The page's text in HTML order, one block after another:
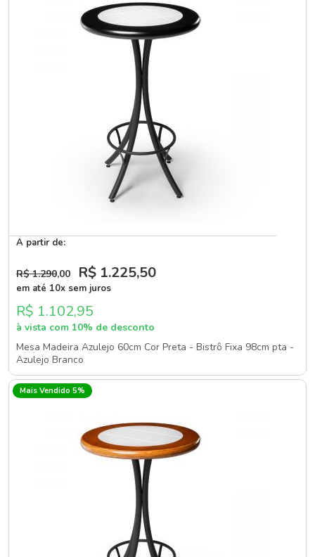
A partir de:
R$ 1.290,00 R$ 1.225,50
em até 10x sem juros
R$ 1.102,95
à vista com 10% de desconto
Mesa Madeira Azulejo 60cm Cor Preta - Bistrô Fixa 98cm pta -
Azulejo Branco
Mais Vendido 5%